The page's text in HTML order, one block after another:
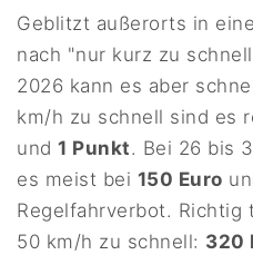
Geblitzt außerorts in
nach "nur kurz zu
2026 kann es aber
km/h zu schnell sind es
und1 Punkt. Bei 26 bis
es meist bei 150 Euro
Regelfahrverbot. Richtig
50 km/h zu schnell: 320